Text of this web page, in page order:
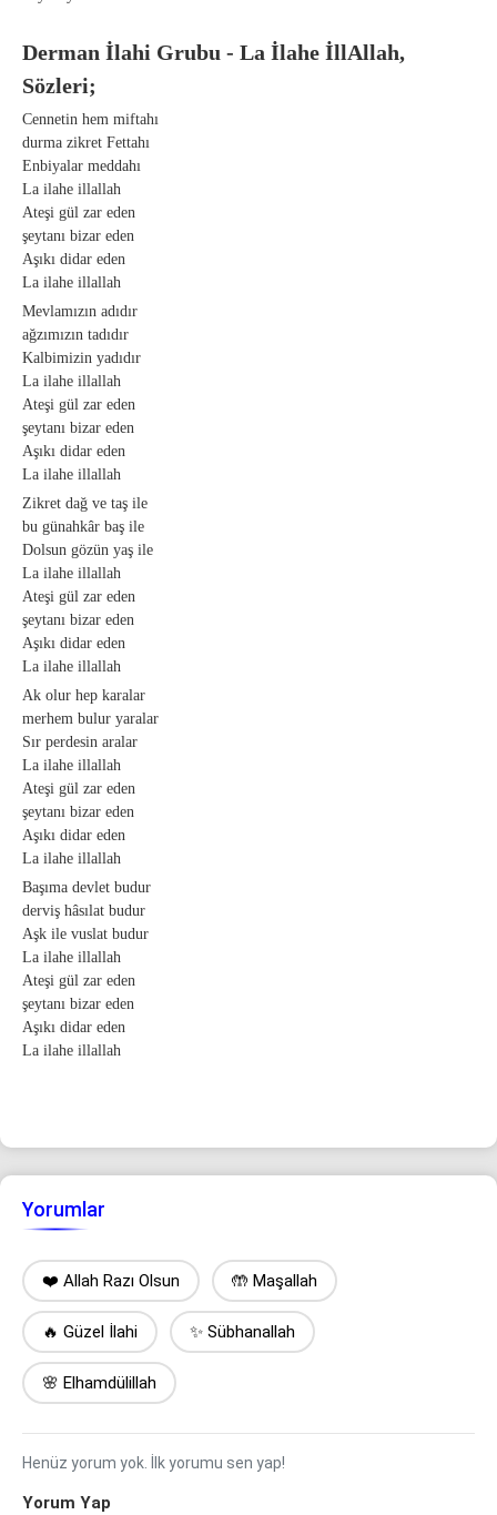
Derman İlahi Grubu - La İlahe İllAllah,
Sözleri;
Cennetin hem miftahı
durma zikret Fettahı
Enbiyalar meddahı
La ilahe illallah
Ateşi gül zar eden
şeytanı bizar eden
Aşıkı didar eden
La ilahe illallah
Mevlamızın adıdır
ağzımızın tadıdır
Kalbimizin yadıdır
La ilahe illallah
Ateşi gül zar eden
şeytanı bizar eden
Aşıkı didar eden
La ilahe illallah
Zikret dağ ve taş ile
bu günahkâr baş ile
Dolsun gözün yaş ile
La ilahe illallah
Ateşi gül zar eden
şeytanı bizar eden
Aşıkı didar eden
La ilahe illallah
Ak olur hep karalar
merhem bulur yaralar
Sır perdesin aralar
La ilahe illallah
Ateşi gül zar eden
şeytanı bizar eden
Aşıkı didar eden
La ilahe illallah
Başıma devlet budur
derviş hâsılat budur
Aşk ile vuslat budur
La ilahe illallah
Ateşi gül zar eden
şeytanı bizar eden
Aşıkı didar eden
La ilahe illallah
Yorumlar
❤️ Allah Razı Olsun 🤲 Maşallah
🔥 Güzel İlahi ✨ Sübhanallah
🌸 Elhamdülillah
Henüz yorum yok. İlk yorumu sen yap!
Yorum Yap